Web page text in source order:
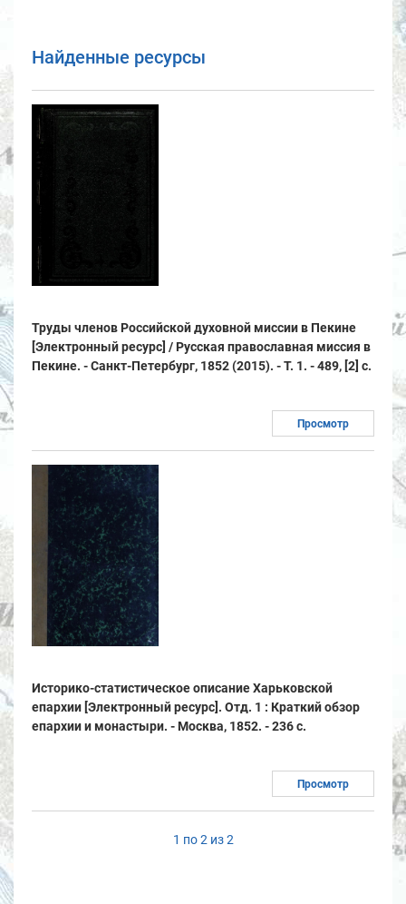
Найденные ресурсы
Труды членов Российской духовной миссии в Пекине
[Электронный ресурс] / Русская православная миссия в
Пекине. - Санкт-Петербург, 1852 (2015). - Т. 1. - 489, [2] с.
Просмотр
Историко-статистическое описание Харьковской
епархии [Электронный ресурс]. Отд. 1 : Краткий обзор
епархии и монастыри. - Москва, 1852. - 236 с.
Просмотр
1 по 2 из 2